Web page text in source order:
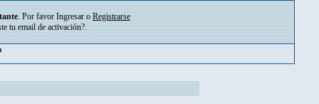
. Por favor Ingresar o Registrarse
tu email de activación?.